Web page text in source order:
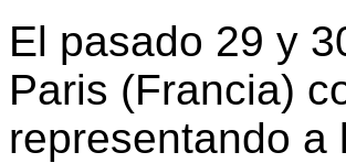
El pasado 29 y
Paris (Francia)
representando a